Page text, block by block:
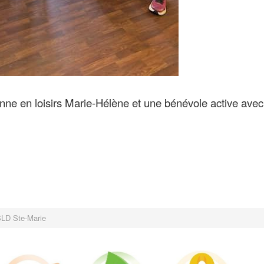
en loisirs Marie-Hélène et une bénévole active
Ste-Marie